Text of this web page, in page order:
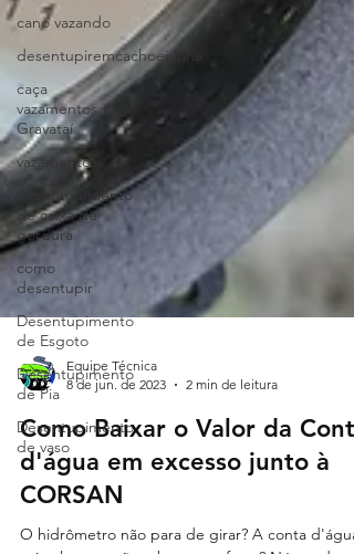
cano vazando
desentupiremcachoeirinha
caça
vazamentos
Gravataí
vazamentos
desentupimento
de caixa de
gordura
como
desentupir
Desentupimento
de Esgoto
Desentupimento
de Pia
Desentupimento
de vaso
8 de jun. de 2023
2 min de leitura
Como Baixar o Valor da Conta
d'água em excesso junto à
CORSAN